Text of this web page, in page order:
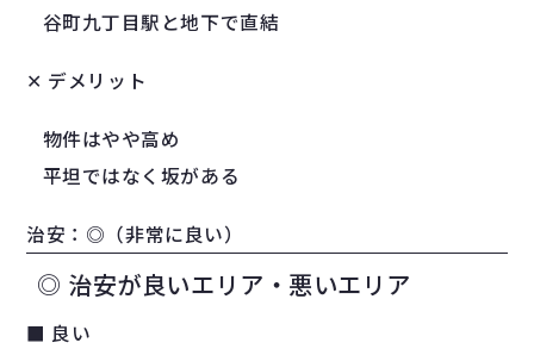
谷町九丁目駅と地下で直結
✕ デメリット
物件はやや高め
平坦ではなく坂がある
治安：◎（非常に良い）
◎ 治安が良いエリア・悪いエリア
■ 良い